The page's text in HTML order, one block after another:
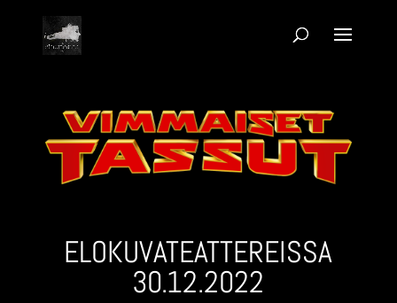
ELOKUVA­TEATTEREISSA
30.12.2022